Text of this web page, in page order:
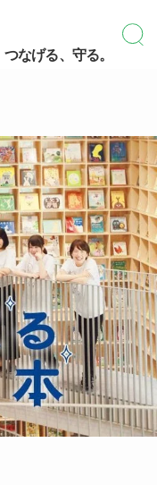
なげる、守る。